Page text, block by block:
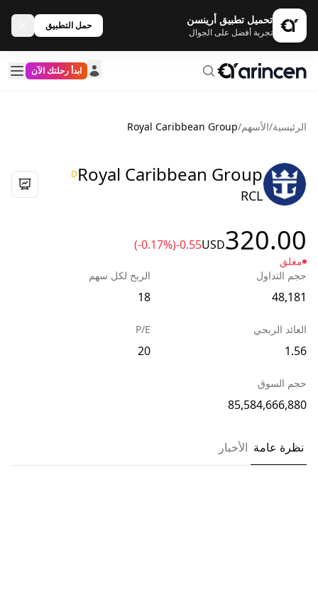
تحميل تطبيق أرينسن
تجربة أفضل على الجوال
حمل التطبيق
ابدأ رحلتك الآن
الرئيسية/الأسهم/
Royal Caribbean Group
Royal Caribbean Group
D
RCL
320.00
USD
-0.55
(-0.17%)
مغلق
حجم التداول
48,181
الربح لكل سهم
18
العائد الربحي
1.56
P/E
20
حجم السوق
85,584,666,880
نظرة عامة الأخبار